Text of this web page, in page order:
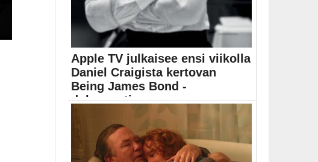
Apple TV julkaisee ensi viikolla
Daniel Craigista kertovan
Being James Bond -
dokumentin
Being James Bond -dokumentti kertaa Daniel Craigin
Elokuvat